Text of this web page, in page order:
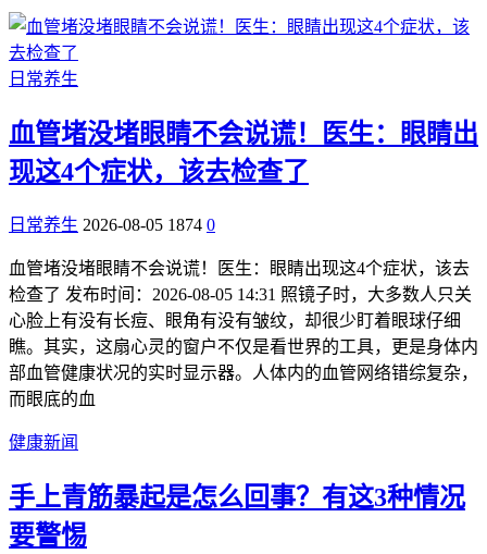
日常养生
血管堵没堵眼睛不会说谎！医生：眼睛出
现这4个症状，该去检查了
日常养生 2026-08-05 1874 0
血管堵没堵眼睛不会说谎！医生：眼睛出现这4个症状，该去
检查了 发布时间：2026-08-05 14:31 照镜子时，大多数人只关
心脸上有没有长痘、眼角有没有皱纹，却很少盯着眼球仔细
瞧。其实，这扇心灵的窗户不仅是看世界的工具，更是身体内
部血管健康状况的实时显示器。人体内的血管网络错综复杂，
而眼底的血
健康新闻
手上青筋暴起是怎么回事？有这3种情况
要警惕